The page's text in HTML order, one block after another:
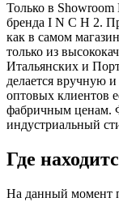
Только в
бренда I N C H 2.
как в самом
только из
Итальянских и
делается вручную
оптовых клиентов
фабричным ценам.
индустриальный
Где
На данный момент